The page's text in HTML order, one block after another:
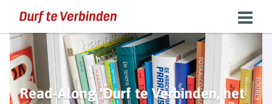
Read-Along 'Durf te Verbinden, het